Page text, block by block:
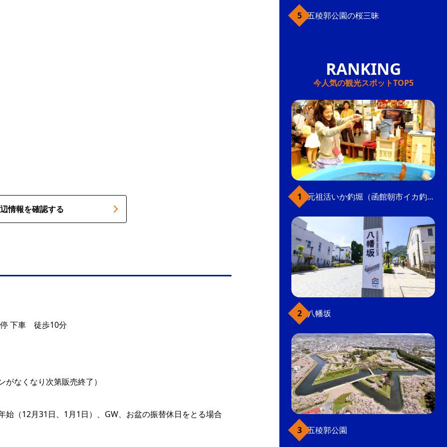
情報を確認する
下車 徒歩10分
がなくなり次第販売終了）
始（12月31日、1月1日）、GW、お盆の振替休日をとる場合
五稜郭公園の桜三昧
今人気の観光スポットTOP5
元祖活いか釣堀（函館朝市イカ釣り体験）
八幡坂
五稜郭公園